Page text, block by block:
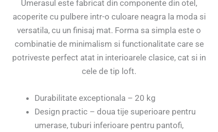
Umerasul este fabricat din componente din otel,
acoperite cu pulbere intr-o culoare neagra la moda si
versatila, cu un finisaj mat. Forma sa simpla este o
combinatie de minimalism si functionalitate care se
potriveste perfect atat in interioarele clasice, cat si in
cele de tip loft.
Durabilitate exceptionala – 20 kg
Design practic – doua tije superioare pentru
umerase, tuburi inferioare pentru pantofi,